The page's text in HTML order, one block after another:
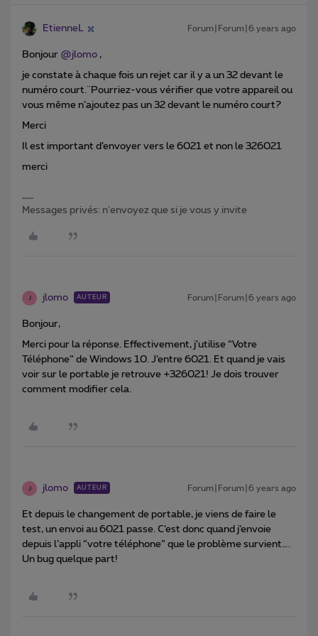
EtienneL Forum|Forum|6 years ago
Bonjour @jlomo ,
je constate à chaque fois un rejet car il y a un 32 devant le
numéro court.¨Pourriez-vous vérifier que votre appareil ou
vous même n’ajoutez pas un 32 devant le numéro court?
Merci
Il est important d’envoyer vers le 6021 et non le 326021
merci
Messages privés: n'envoyez que si je vous y invite
jlomo AUTEUR Forum|Forum|6 years ago
Bonjour,
Merci pour la réponse. Effectivement, j’utilise “Votre
Téléphone” de Windows 10. J’entre 6021. Et quand je vais
voir sur le portable je retrouve +326021! Je dois trouver
comment modifier cela.
jlomo AUTEUR Forum|Forum|6 years ago
Et depuis le changement de portable, je viens de faire le
test, un envoi au 6021 passe. C’est donc quand j’envoie
depuis l’appli “votre téléphone” que le problème survient….
Un bug quelque part!